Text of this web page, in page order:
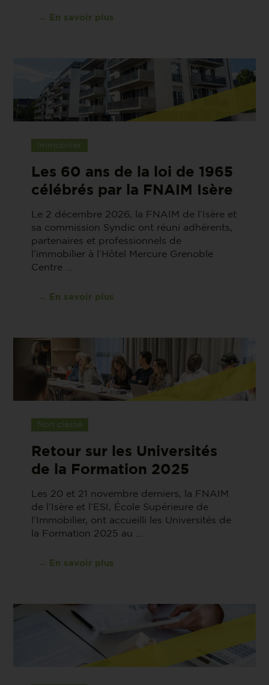
→ En savoir plus
Immobilier
Les 60 ans de la loi de 1965
célébrés par la FNAIM Isère
Le 2 décembre 2026, la FNAIM de l’Isère et
sa commission Syndic ont réuni adhérents,
partenaires et professionnels de
l’immobilier à l’Hôtel Mercure Grenoble
Centre ...
→ En savoir plus
Non classé
Retour sur les Universités
de la Formation 2025
Les 20 et 21 novembre derniers, la FNAIM
de l’Isère et l’ESI, École Supérieure de
l’Immobilier, ont accueilli les Universités de
la Formation 2025 au ...
→ En savoir plus